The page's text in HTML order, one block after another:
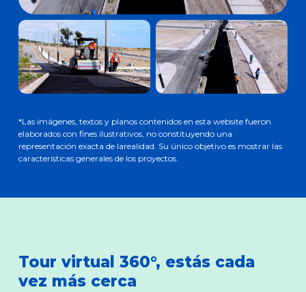
*Las imágenes, textos y planos contenidos en esta website fueron
elaborados con fines ilustrativos, no constituyendo una
representación exacta de larealidad. Su único objetivo es mostrar las
características generales de los proyectos.
Tour virtual 360°, estás cada
vez más cerca